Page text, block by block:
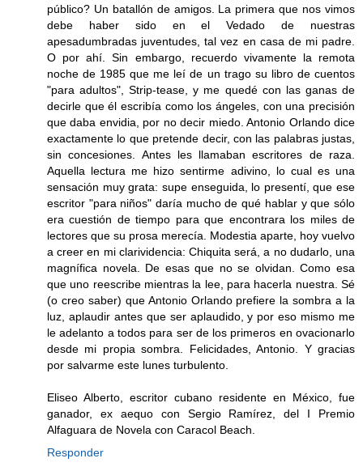
público? Un batallón de amigos. La primera que nos vimos
debe haber sido en el Vedado de nuestras
apesadumbradas juventudes, tal vez en casa de mi padre.
O por ahí. Sin embargo, recuerdo vivamente la remota
noche de 1985 que me leí de un trago su libro de cuentos
"para adultos", Strip-tease, y me quedé con las ganas de
decirle que él escribía como los ángeles, con una precisión
que daba envidia, por no decir miedo. Antonio Orlando dice
exactamente lo que pretende decir, con las palabras justas,
sin concesiones. Antes les llamaban escritores de raza.
Aquella lectura me hizo sentirme adivino, lo cual es una
sensación muy grata: supe enseguida, lo presentí, que ese
escritor "para niños" daría mucho de qué hablar y que sólo
era cuestión de tiempo para que encontrara los miles de
lectores que su prosa merecía. Modestia aparte, hoy vuelvo
a creer en mi clarividencia: Chiquita será, a no dudarlo, una
magnífica novela. De esas que no se olvidan. Como esa
que uno reescribe mientras la lee, para hacerla nuestra. Sé
(o creo saber) que Antonio Orlando prefiere la sombra a la
luz, aplaudir antes que ser aplaudido, y por eso mismo me
le adelanto a todos para ser de los primeros en ovacionarlo
desde mi propia sombra. Felicidades, Antonio. Y gracias
por salvarme este lunes turbulento.
Eliseo Alberto, escritor cubano residente en México, fue
ganador, ex aequo con Sergio Ramírez, del I Premio
Alfaguara de Novela con Caracol Beach.
Responder